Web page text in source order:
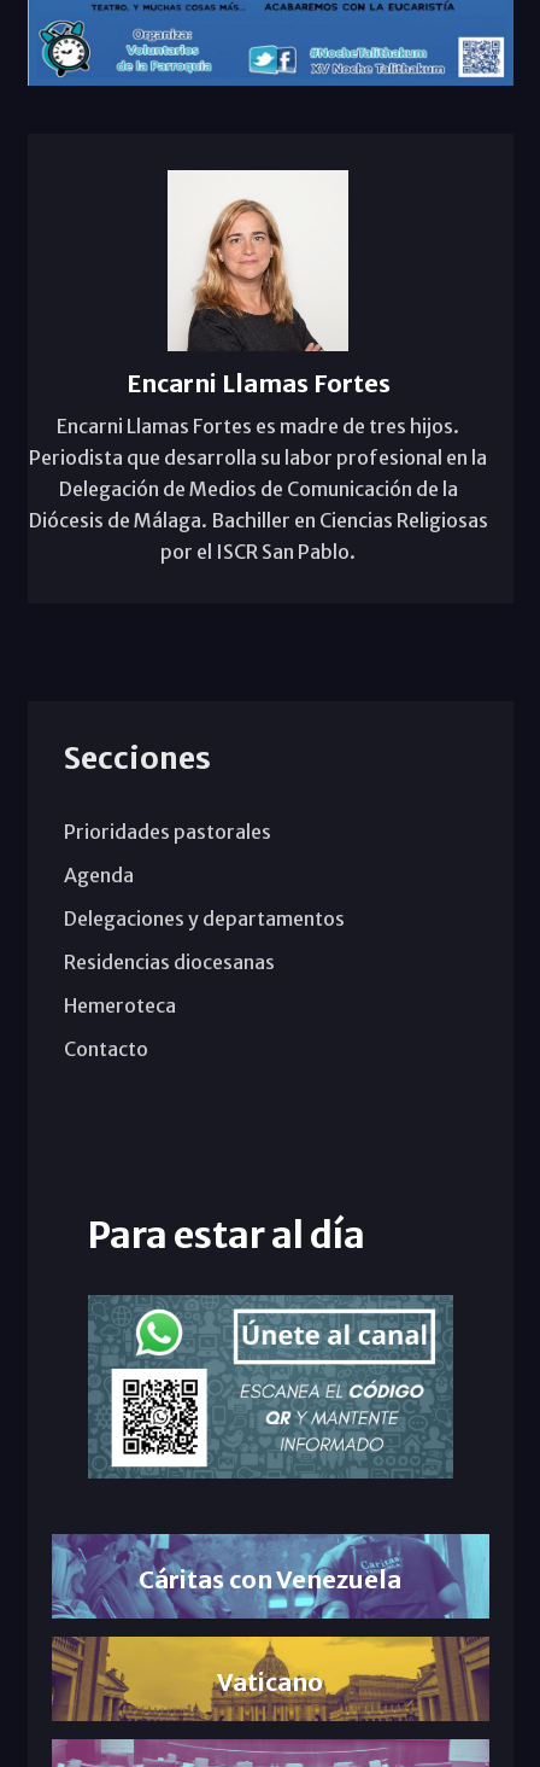
Encarni Llamas Fortes
Encarni Llamas Fortes es madre de tres hijos.
Periodista que desarrolla su labor profesional en la
Delegación de Medios de Comunicación de la
Diócesis de Málaga. Bachiller en Ciencias Religiosas
por el ISCR San Pablo.
Secciones
Prioridades pastorales
Agenda
Delegaciones y departamentos
Residencias diocesanas
Hemeroteca
Contacto
Para estar al día
Cáritas con Venezuela
Vaticano